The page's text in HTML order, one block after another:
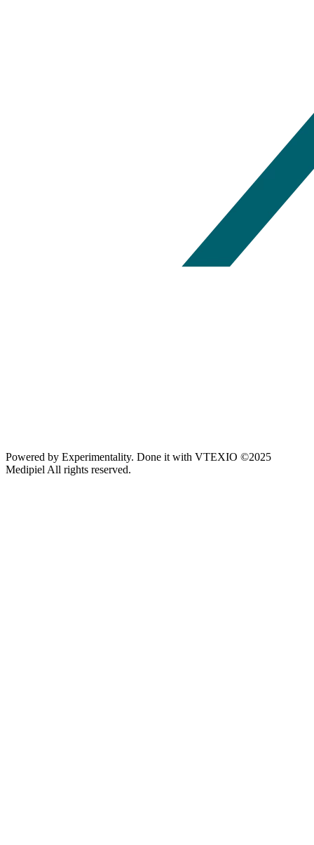
Powered by Experimentality. Done it with VTEXIO ©2025
Medipiel All rights reserved.